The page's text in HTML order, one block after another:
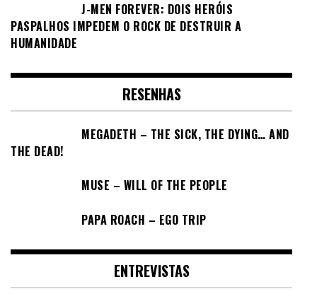
J-MEN FOREVER: DOIS HERÓIS
PASPALHOS IMPEDEM O ROCK DE DESTRUIR A
HUMANIDADE
RESENHAS
MEGADETH – THE SICK, THE DYING… AND
THE DEAD!
MUSE – WILL OF THE PEOPLE
PAPA ROACH – EGO TRIP
ENTREVISTAS